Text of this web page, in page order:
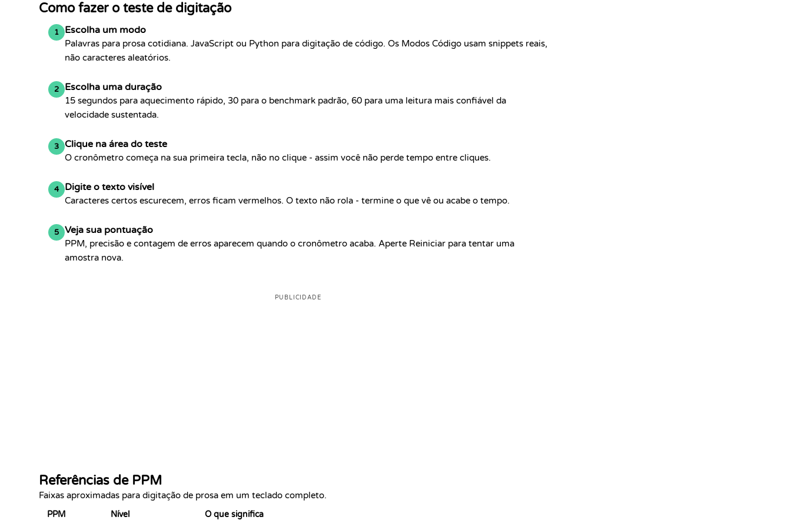
Como fazer o teste de digitação
1 Escolha um modo
Palavras para prosa cotidiana. JavaScript ou Python para digitação de código. Os Modos Código usam snippets reais,
não caracteres aleatórios.
2 Escolha uma duração
15 segundos para aquecimento rápido, 30 para o benchmark padrão, 60 para uma leitura mais confiável da
velocidade sustentada.
3 Clique na área do teste
O cronômetro começa na sua primeira tecla, não no clique - assim você não perde tempo entre cliques.
4 Digite o texto visível
Caracteres certos escurecem, erros ficam vermelhos. O texto não rola - termine o que vê ou acabe o tempo.
5 Veja sua pontuação
PPM, precisão e contagem de erros aparecem quando o cronômetro acaba. Aperte Reiniciar para tentar uma
amostra nova.
PUBLICIDADE
Referências de PPM
Faixas aproximadas para digitação de prosa em um teclado completo.
PPM Nível O que significa